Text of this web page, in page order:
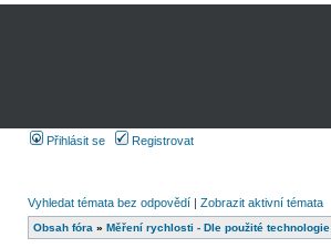
Přihlásit se Registrovat
Vyhledat témata bez odpovědí | Zobrazit aktivní témata
Obsah fóra » Měření rychlosti - Dle použité technologie